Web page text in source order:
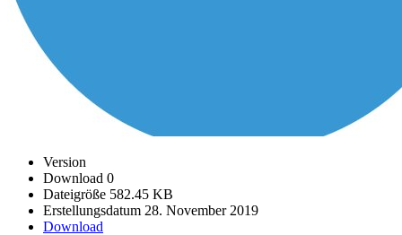
Version
Download 0
Dateigröße 582.45 KB
Erstellungsdatum 28. November 2019
Download